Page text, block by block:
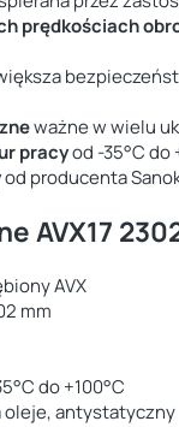
prędkościach
ważne w wielu
pracyod -35°C do
od producenta
AVX17
AVX
mm
do +100°C
oleje, antystatyczny